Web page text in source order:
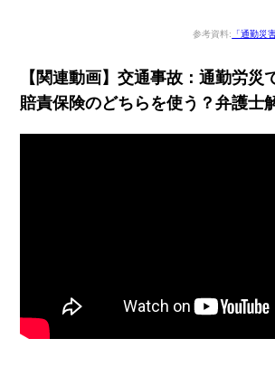
参考資料: 「通勤災
【関連動画】交通事故：通勤労災
賠責保険のどちらを使う？弁護士